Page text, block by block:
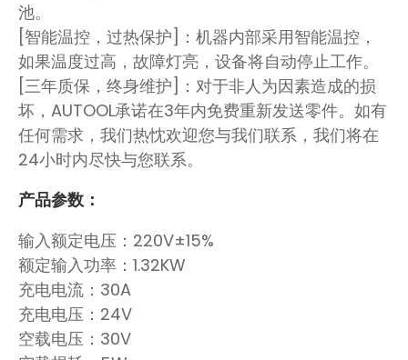
池。
[智能温控，过热保护]：机器内部采用智能温控，
如果温度过高，故障灯亮，设备将自动停止工作。
[三年质保，终身维护]：对于非人为因素造成的损
坏，AUTOOL承诺在3年内免费重新发送零件。如有
任何需求，我们热忱欢迎您与我们联系，我们将在
24小时内尽快与您联系。
产品参数：
输入额定电压：220V±15%
额定输入功率：1.32KW
充电电流：30A
充电电压：24V
空载电压：30V